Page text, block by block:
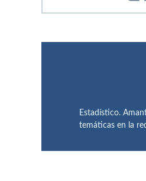
Estadístico.
temáticas en la